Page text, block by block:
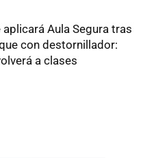
aplicará Aula Segura tras
con destornillador:
a clases